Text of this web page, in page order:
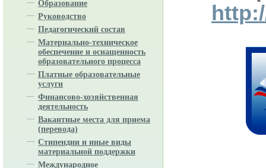
Образование
Руководство
Педагогический состав
Материально-техническое
обеспечение и оснащенность
образовательного процесса
Платные образовательные
услуги
Финансово-хозяйственная
деятельность
Вакантные места для приема
(перевода)
Стипендии и иные виды
материальной поддержки
Международное